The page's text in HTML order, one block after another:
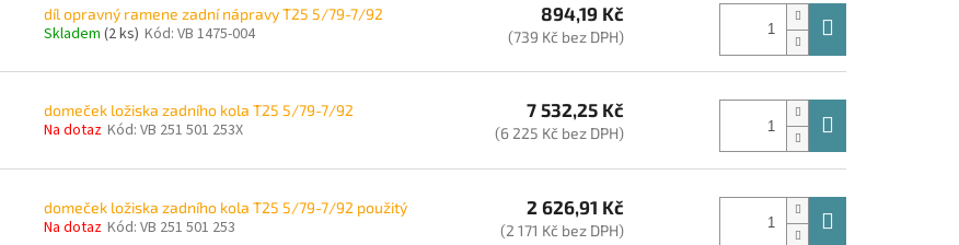
díl opravný ramene zadní nápravy T25 5/79-7/92
Skladem (2 ks) Kód: VB 1475-004
894,19 Kč
(739 Kč bez DPH)
domeček ložiska zadního kola T25 5/79-7/92
Na dotaz Kód: VB 251 501 253X
7 532,25 Kč
(6 225 Kč bez DPH)
domeček ložiska zadního kola T25 5/79-7/92 použitý
Na dotaz Kód: VB 251 501 253
2 626,91 Kč
(2 171 Kč bez DPH)